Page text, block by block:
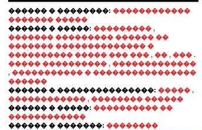
������ � ��������: ������������
������� �����
������ � �����: ��������� ,
������� ��������� ������ ��
������� �������������� �
���������� ����� ��� ��� , �� , ��� .
����� ���������� , �������������
, ����������� � ����������������
������
������ � ���������������: ����� ,
������������ , �������� ������
������ � �����: ���������� ��
������������
������ � �������: ��������